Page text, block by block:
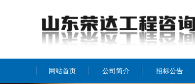
网站首页 公司简介 招标公告